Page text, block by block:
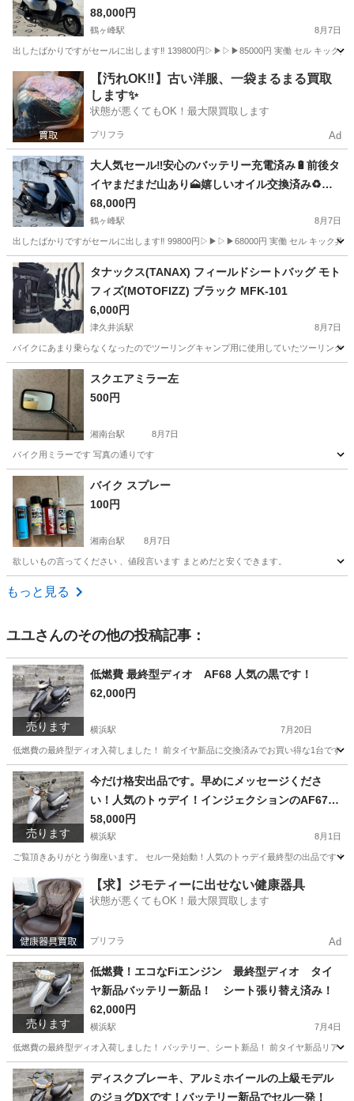
🗻嬉しいオイル交換済み♻️燃費重視＆年式重視＆
バイク初心者の方にオススメ✨️ラクラク始動のイ
ンジェクション💥オンライン決済で分割や後払い
も🉑AF75タクト✴
88,000円
鶴ヶ峰駅 8月7日
出したばかりですがセールに出します‼️ 139800円▷▶︎▷▶︎85000円 実働 セル キック共
神奈川 横浜市 鶴ヶ峰駅 バイク タクト
【汚れOK‼️】古い洋服、一袋まるまる買取
します✨
状態が悪くてもOK！最大限買取します
プリフラ Ad
大人気セール‼️安心のバッテリー充電済み🔋前後タ
イヤまだまだ山あり🗻嬉しいオイル交換済み♻️燃
費重視＆バイク初心者の方におすすめ🔰ラクラク
始動のインジェクション💥オンライン決済で分割
や後払いも🉑人気のグレー😎SA36J ジョグ✴
68,000円
鶴ヶ峰駅 8月7日
出したばかりですがセールに出します‼️ 99800円▷▶︎▷▶︎68000円 実働 セル キック共
神奈川 横浜市 鶴ヶ峰駅
タナックス(TANAX) フィールドシートバッグ モト
フィズ(MOTOFIZZ) ブラック MFK-101
6,000円
津久井浜駅 8月7日
バイクにあまり乗らなくなったのでツーリングキャンプ用に使用していたツーリング
神奈川 横須賀市 津久井浜駅
スクエアミラー左
500円
湘南台駅 8月7日
バイク用ミラーです 写真の通りです
神奈川 藤沢市 湘南台駅
バイク スプレー
100円
湘南台駅 8月7日
欲しいもの言ってください 、値段言います まとめだと安くできます。
神奈川 藤沢市
もっと見る
ユユさんのその他の投稿記事：
売ります
低燃費 最終型ディオ AF68 人気の黒です！
62,000円
横浜駅 7月20日
低燃費の最終型ディオ入荷しました！ 前タイヤ新品に交換済みでお買い得な1台です
神奈川 横浜市 横浜駅 ホンダ
売ります
今だけ格安出品です。早めにメッセージくださ
い！人気のトゥデイ！インジェクションのAF67で
す！
58,000円
横浜駅 8月1日
ご覧頂きありがとう御座います。 セル一発始動！人気のトゥデイ最終型の出品です
神奈川 横浜市 横浜駅 ホンダ インジェクション
【求】ジモティーに出せない健康器具
状態が悪くてもOK！最大限買取します
プリフラ Ad
売ります
低燃費！エコなFiエンジン 最終型ディオ タイ
ヤ新品バッテリー新品！ シート張り替え済み！
62,000円
横浜駅 7月4日
低燃費の最終型ディオ入荷しました！ バッテリー、シート新品！ 前タイヤ新品リア
神奈川 横浜市 横浜駅 ホンダ
ディスクブレーキ、アルミホイールの上級モデル
のジョグDXです！バッテリー新品でセル一発！